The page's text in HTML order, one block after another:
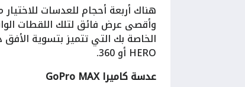
هناك أربعة أحجام للعدسات
الخاصة بك التي تتميز بتسوية
HERO أو 360.
عدسة كاميرا GoPro MAX